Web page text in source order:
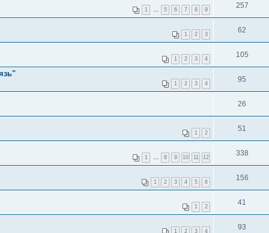
1 5 6 7 8 9 257
1 2 3 62
1 2 3 4 105
1 2 3 4 95
26
1 2 51
1 8 9 10 11 12 338
1 2 3 4 5 6 156
1 2 41
1 2 3 4 93